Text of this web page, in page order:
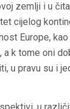
zemlji i u
cijelog
Europe,
k tome oni
u pravu su i